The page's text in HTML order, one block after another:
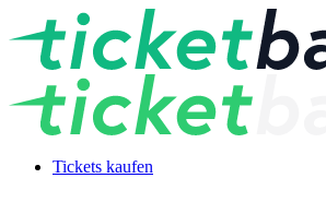
Tickets kaufen